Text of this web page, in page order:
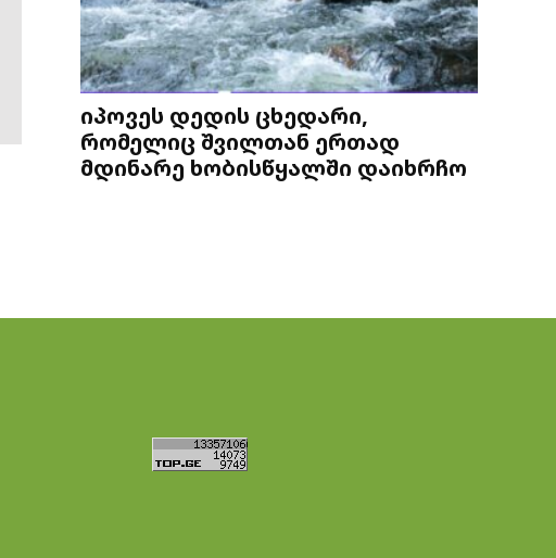
იპოვეს დედის ცხედარი,
რომელიც შვილთან ერთად
მდინარე ხობისწყალში დაიხრჩო